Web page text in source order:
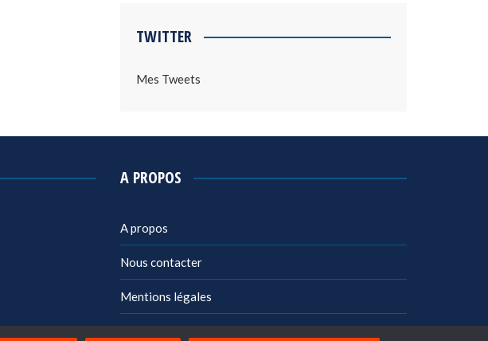
TWITTER
Mes Tweets
A PROPOS
A propos
Nous contacter
Mentions légales
Politique de confidentialité